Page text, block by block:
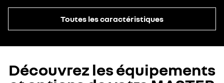
Toutes les caractéristiques
Découvrez les équipements